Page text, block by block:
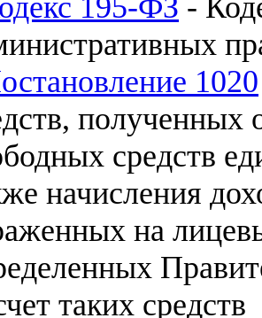
1020
полученных
средств
начисления
на
таких средств